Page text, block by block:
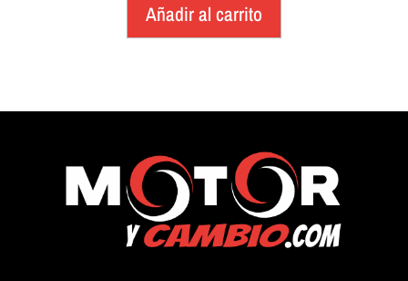
Añadir al carrito